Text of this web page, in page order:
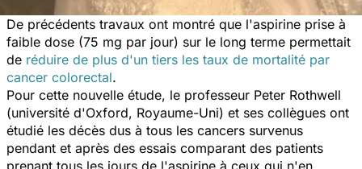
De précédents travaux ont montré que l'aspirine prise à
faible dose (75 mg par jour) sur le long terme permettait
de réduire de plus d'un tiers les taux de mortalité par
cancer colorectal.
Pour cette nouvelle étude, le professeur Peter Rothwell
(université d'Oxford, Royaume-Uni) et ses collègues ont
étudié les décès dus à tous les cancers survenus
pendant et après des essais comparant des patients
prenant tous les jours de l'aspirine à ceux qui n'en